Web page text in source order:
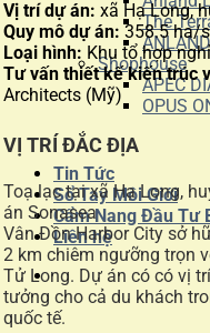
The
Shophouse
APEC
OPUS
Tin Tức
Sổ Tay Môi Giới
Cẩm Nang Đầu Tư
Liên hệ
Vị trí dự án: xã Hạ Long,
Quy mô dự án: 358.5 ha/
Loại hình: Khu tổ hợp
Tư vấn thiết kế kiến trúc
Architects (Mỹ)
VỊ TRÍ ĐẮC ĐỊA
Toạ lạc tại xã Hạ Long,
án Sonasea
Vân Đồn Harbor City sở
2 km chiêm ngưỡng trọn
Tử Long. Dự án có có vị
tưởng cho cả du khách
quốc tế.